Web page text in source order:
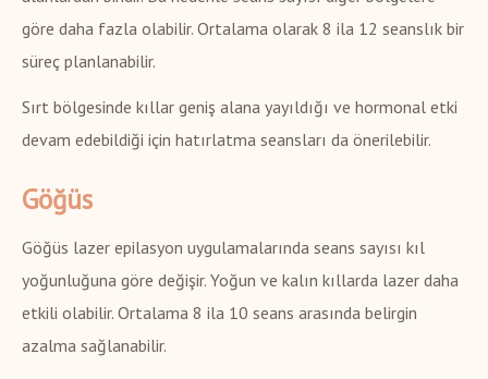
göre daha fazla olabilir. Ortalama olarak 8 ila 12 seanslık bir
süreç planlanabilir.
Sırt bölgesinde kıllar geniş alana yayıldığı ve hormonal etki
devam edebildiği için hatırlatma seansları da önerilebilir.
Göğüs
Göğüs lazer epilasyon uygulamalarında seans sayısı kıl
yoğunluğuna göre değişir. Yoğun ve kalın kıllarda lazer daha
etkili olabilir. Ortalama 8 ila 10 seans arasında belirgin
azalma sağlanabilir.